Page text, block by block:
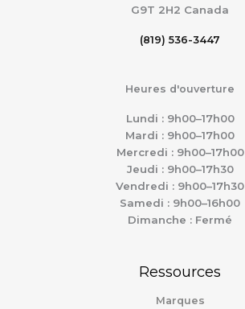
G9T 2H2 Canada
(819) 536-3447
Heures d'ouverture
Lundi : 9h00–17h00
Mardi : 9h00–17h00
Mercredi : 9h00–17h00
Jeudi : 9h00–17h30
Vendredi : 9h00–17h30
Samedi : 9h00–16h00
Dimanche : Fermé
Ressources
Marques